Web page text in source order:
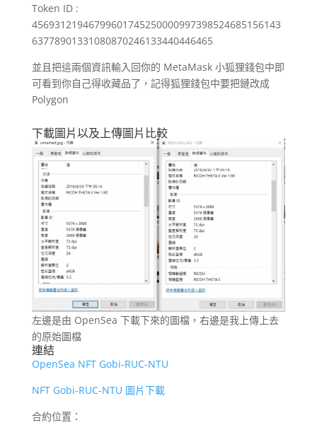
Token ID :
45693121946799601745250000997398524685156143
63778901331080870246133440446465
並且把這兩個資訊輸入回你的 MetaMask 小狐狸錢包中即
可看到你自己得收藏品了，記得狐狸錢包中要把鏈改成
Polygon
下載圖片以及上傳圖片比較
左邊是由 OpenSea 下載下來的圖檔，右邊是我上傳上去
的原始圖檔
連結
OpenSea NFT Gobi-RUC-NTU
NFT Gobi-RUC-NTU 圖片下載
合約位置：